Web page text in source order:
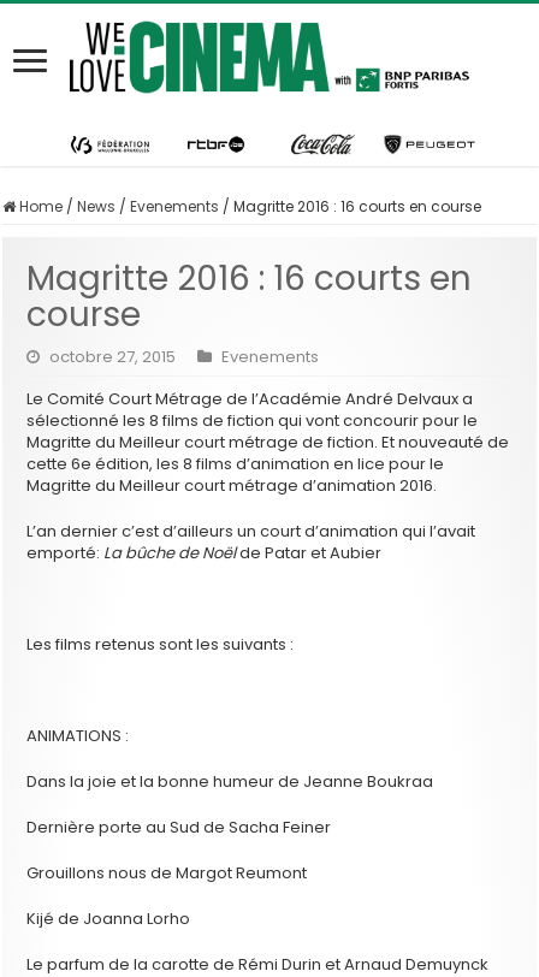
Home / News / Evenements / Magritte 2016 : 16 courts en course
Magritte 2016 : 16 courts en
course
octobre 27, 2015
Evenements
Le Comité Court Métrage de l’Académie André Delvaux a
sélectionné les 8 films de fiction qui vont concourir pour le
Magritte du Meilleur court métrage de fiction. Et nouveauté de
cette 6e édition, les 8 films d’animation en lice pour le
Magritte du Meilleur court métrage d’animation 2016.
L’an dernier c’est d’ailleurs un court d’animation qui l’avait
emporté: La bûche de Noëlde Patar et Aubier
Les films retenus sont les suivants :
ANIMATIONS :
Dans la joie et la bonne humeur de Jeanne Boukraa
Dernière porte au Sud de Sacha Feiner
Grouillons nous de Margot Reumont
Kijé de Joanna Lorho
Le parfum de la carotte de Rémi Durin et Arnaud Demuynck